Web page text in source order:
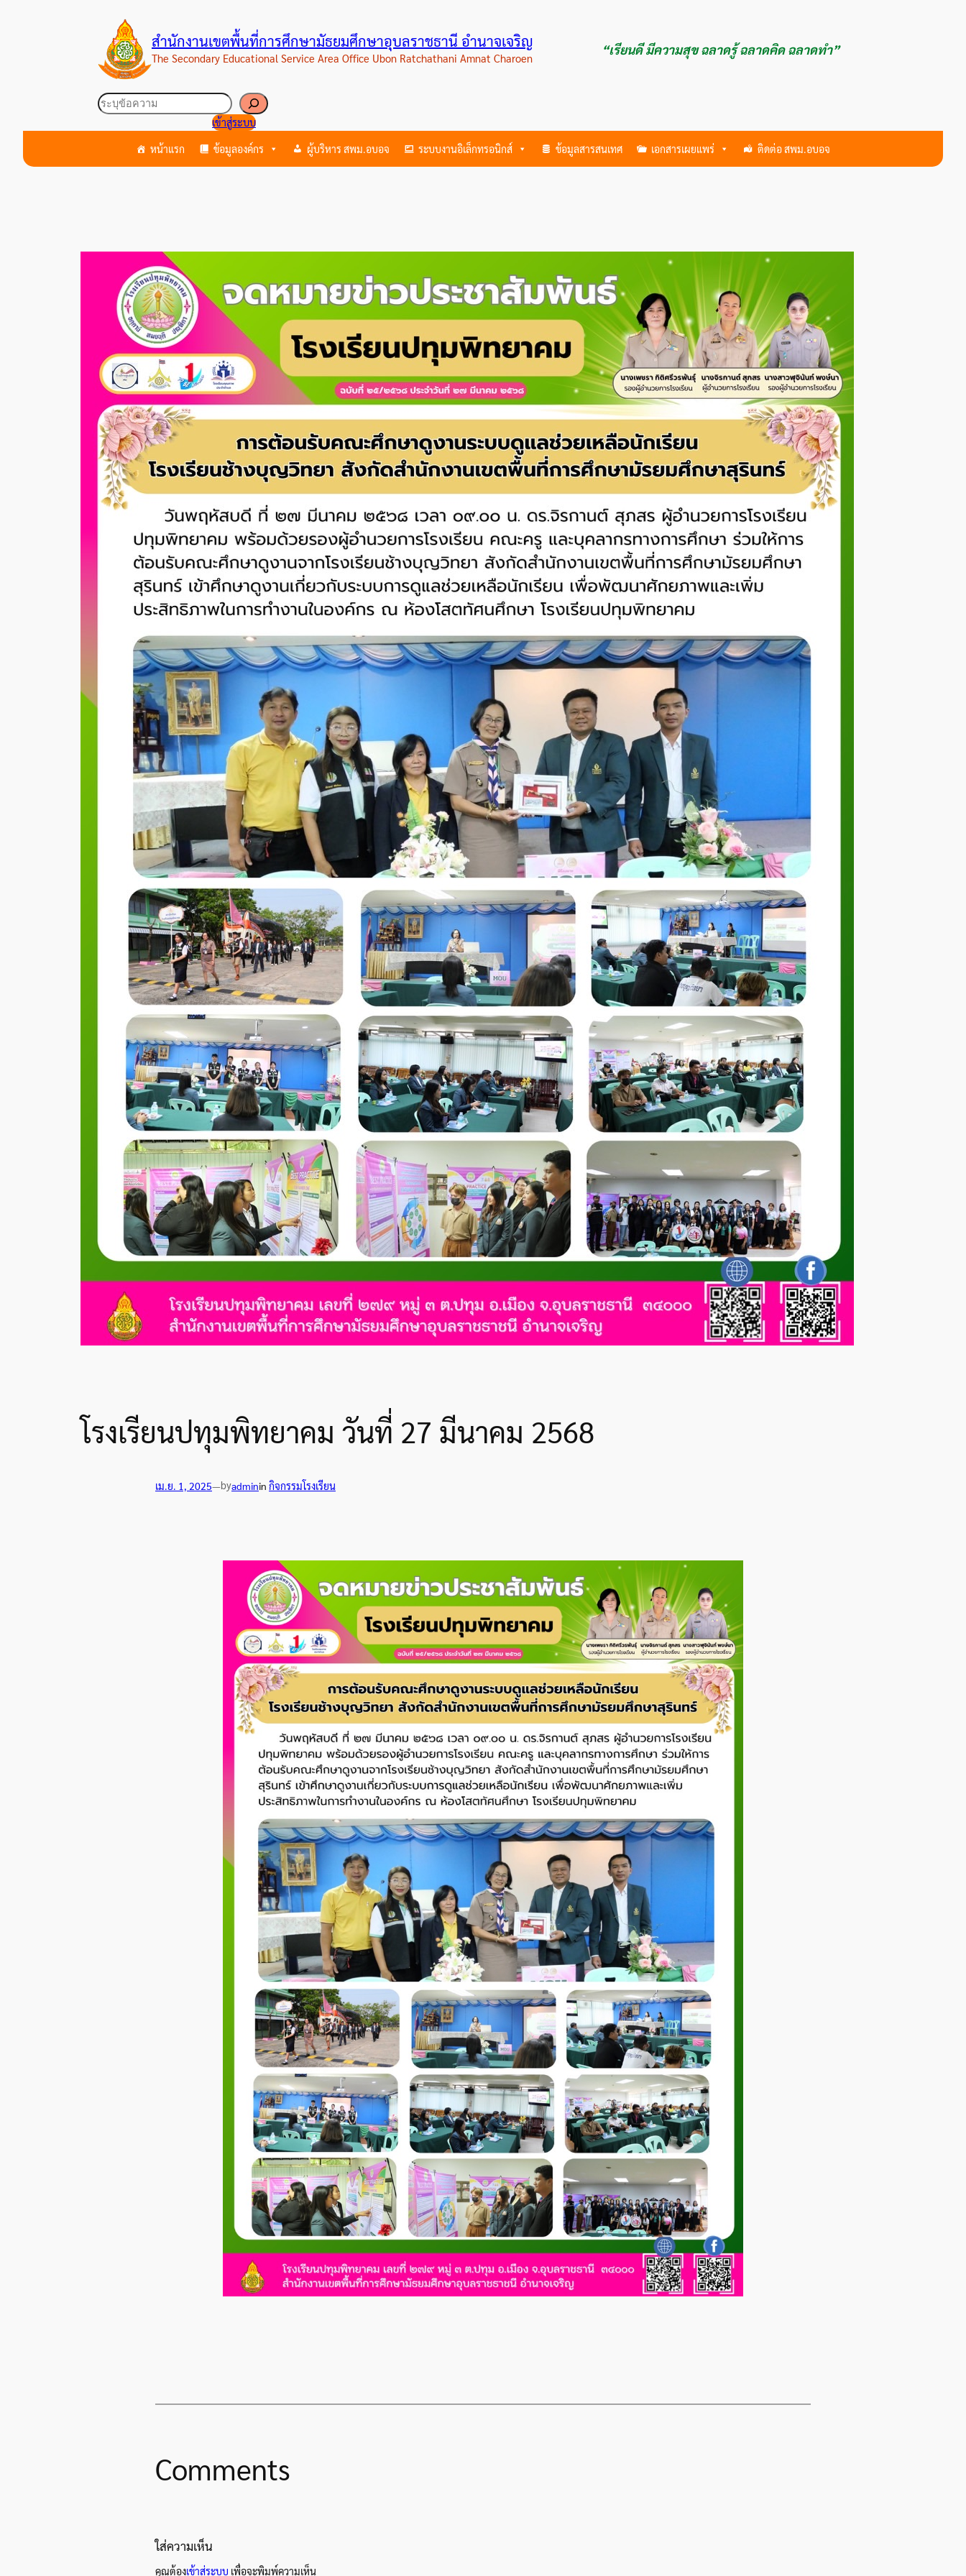
สำนักงานเขตพื้นที่การศึกษามัธยมศึกษาอุบลราชธานี อำนาจเจริญ
The Secondary Educational Service Area Office Ubon Ratchathani Amnat Charoen
“เรียนดี มีความสุข ฉลาดรู้ ฉลาดคิด ฉลาดทำ”
ค้นหา
เข้าสู่ระบบ
หน้าแรก ข้อมูลองค์กร ผู้บริหาร สพม.อบอจ ระบบงานอิเล็กทรอนิกส์ ข้อมูลสารสนเทศ เอกสารเผยแพร่ ติดต่อ สพม.อบอจ
โรงเรียนปทุมพิทยาคม วันที่ 27 มีนาคม 2568
เม.ย. 1, 2025—byadminin กิจกรรมโรงเรียน
Comments
ใส่ความเห็น
คุณต้องเข้าสู่ระบบ เพื่อจะพิมพ์ความเห็น